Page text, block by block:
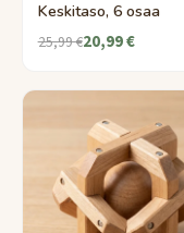
Keskitaso, 6 osaa
25,99 €20,99 €